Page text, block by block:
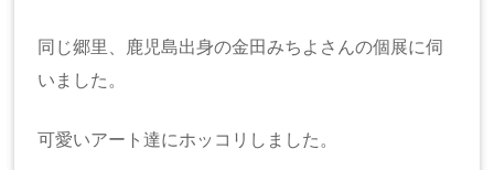
同じ郷里、鹿児島出身の金田みちよさんの個展に伺
いました。
可愛いアート達にホッコリしました。